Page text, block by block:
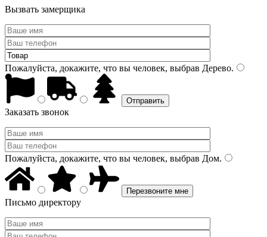
Вызвать замерщика
Пожалуйста, докажите, что вы человек, выбрав Дерево.
Заказать звонок
Пожалуйста, докажите, что вы человек, выбрав Дом.
Письмо директору